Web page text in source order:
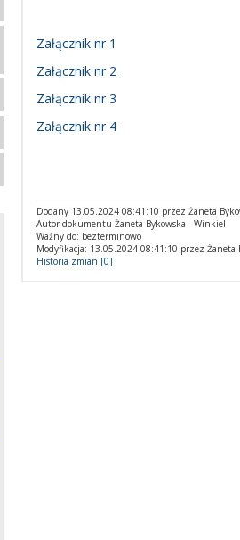
Załącznik nr 1
Załącznik nr 2
Załącznik nr 3
Załącznik nr 4
Dodany 13.05.2024 08:41:10 przez Żaneta
Autor dokumentu Żaneta Bykowska - Winkiel
Ważny do: bezterminowo
Modyfikacja: 13.05.2024 08:41:10 przez Żaneta
Historia zmian [0]